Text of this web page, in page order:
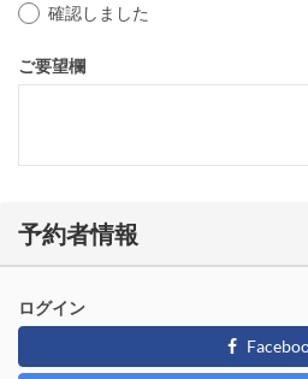
確認しました
ご要望欄
予約者情報
ログイン